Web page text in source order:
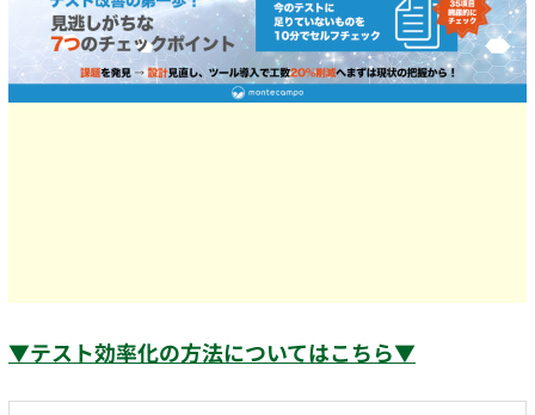
▼テスト効率化の方法についてはこちら▼